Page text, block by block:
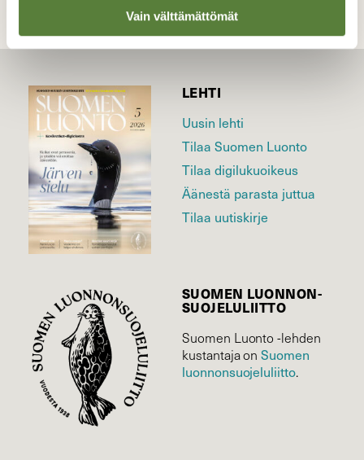
Vain välttämättömät
LEHTI
Uusin lehti
Tilaa Suomen Luonto
Tilaa digilukuoikeus
Äänestä parasta juttua
Tilaa uutiskirje
SUOMEN LUONNON­
SUOJELU­LIITTO
Suomen Luonto -lehden
kustantaja onSuomen
luonnonsuojelu­liitto.